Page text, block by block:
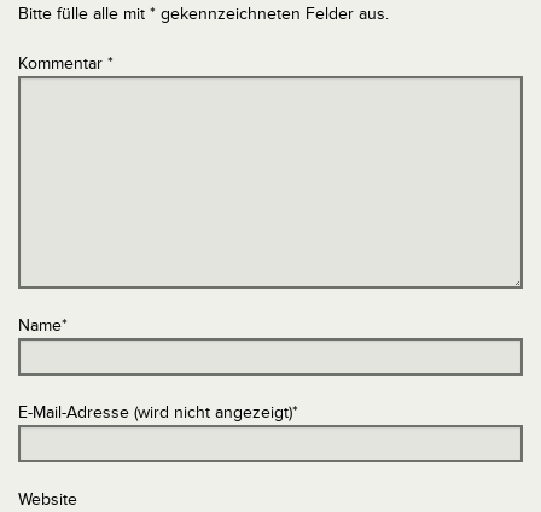
Bitte fülle alle mit * gekennzeichneten Felder aus.
Kommentar *
Name*
E-Mail-Adresse (wird nicht angezeigt)*
Website